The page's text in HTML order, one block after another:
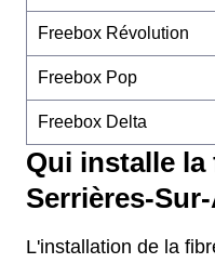
Freebox Révolution
Freebox Pop
Freebox Delta
Qui installe la
Serrières-
L'installation de la